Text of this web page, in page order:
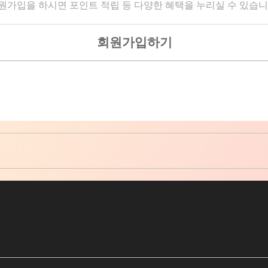
가입을 하시면 포인트 적립 등 다양한 혜택을 누리실 수 있습
회원가입하기